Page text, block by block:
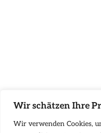
Wir schätzen Ihre
Wir verwenden Cookies,